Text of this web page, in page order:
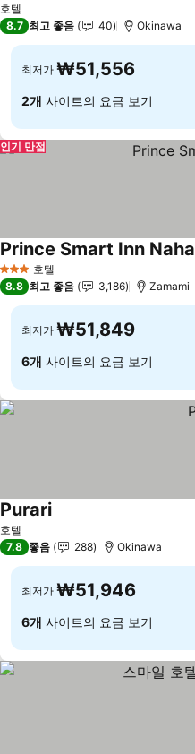
호텔
8.7 최고 좋음 40 Okinawa
최저가 ₩51,556
2개 사이트의 요금 보기
인기 만점
3 성급 호텔
Prince Smart Inn Naha
8.8 최고 좋음 3,186 Zamami
최저가 ₩51,849
6개 사이트의 요금 보기
호텔
Purari
7.8 좋음 288 Okinawa
최저가 ₩51,946
6개 사이트의 요금 보기